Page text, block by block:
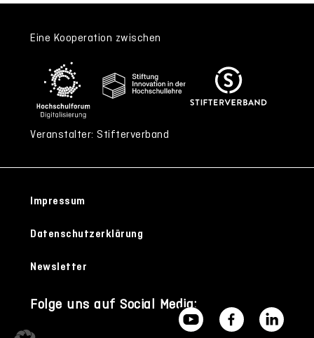
Eine Kooperation zwischen
Veranstalter: Stifterverband
Impressum
Datenschutzerklärung
Newsletter
Folge uns auf Social Media: